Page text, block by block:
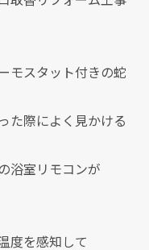
モスタット付きの蛇
た際によく見かける
浴室リモコンが
度を感知して